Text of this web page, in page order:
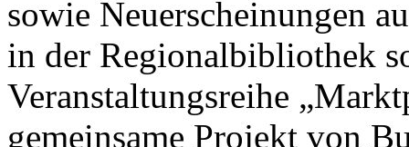
sowie Neuerscheinungen
in der Regionalbibliothek
Veranstaltungsreihe
gemeinsame Projekt von